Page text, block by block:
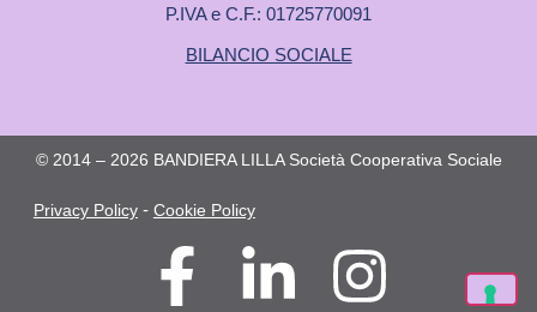
P.IVA e C.F.: 01725770091
BILANCIO SOCIALE
© 2014 – 2026 BANDIERA LILLA Società Cooperativa Sociale
Privacy Policy - Cookie Policy